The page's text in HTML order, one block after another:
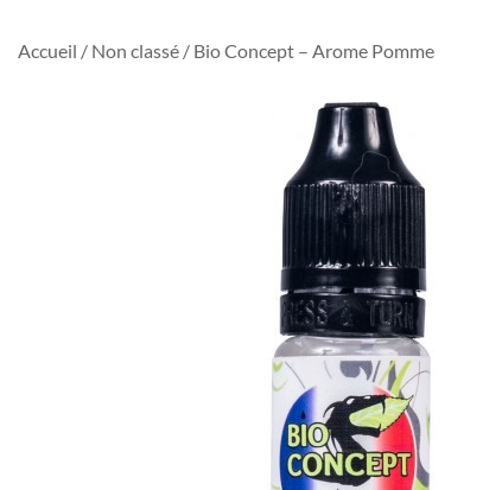
Accueil / Non classé / Bio Concept – Arome Pomme